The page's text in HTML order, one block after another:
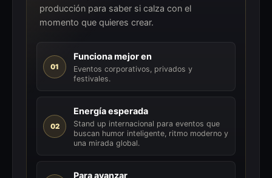
producción para saber si calza con el
momento que quieres crear.
01
Funciona mejor en
Eventos corporativos, privados y
festivales.
02
Energía esperada
Stand up internacional para eventos que
buscan humor inteligente, ritmo moderno y
una mirada global.
Para avanzar